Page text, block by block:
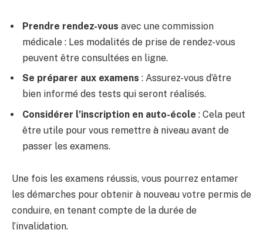
Prendre rendez-vous avec une commission
médicale : Les modalités de prise de rendez-vous
peuvent être consultées en ligne.
Se préparer aux examens : Assurez-vous d’être
bien informé des tests qui seront réalisés.
Considérer l’inscription en auto-école : Cela peut
être utile pour vous remettre à niveau avant de
passer les examens.
Une fois les examens réussis, vous pourrez entamer
les démarches pour obtenir à nouveau votre permis de
conduire, en tenant compte de la durée de
l’invalidation.